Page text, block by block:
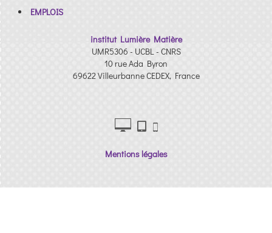
EMPLOIS
institut Lumière Matière
UMR5306 - UCBL - CNRS
10 rue Ada Byron
69622 Villeurbanne CEDEX, France
Mentions légales